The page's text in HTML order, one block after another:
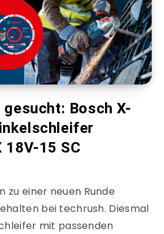
Bosch X-
18V-15 SC
zu einer neuen Runde
bei techrush. Diesmal
mit passenden